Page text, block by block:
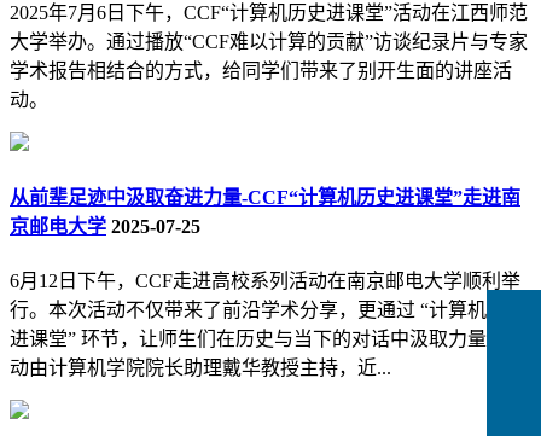
2025年7月6日下午，CCF“计算机历史进课堂”活动在江西师范
大学举办。通过播放“CCF难以计算的贡献”访谈纪录片与专家
学术报告相结合的方式，给同学们带来了别开生面的讲座活
动。
从前辈足迹中汲取奋进力量-CCF“计算机历史进课堂”走进南
京邮电大学 2025-07-25
6月12日下午，CCF走进高校系列活动在南京邮电大学顺利举
行。本次活动不仅带来了前沿学术分享，更通过 “计算机历史
进课堂” 环节，让师生们在历史与当下的对话中汲取力量。活
动由计算机学院院长助理戴华教授主持，近...